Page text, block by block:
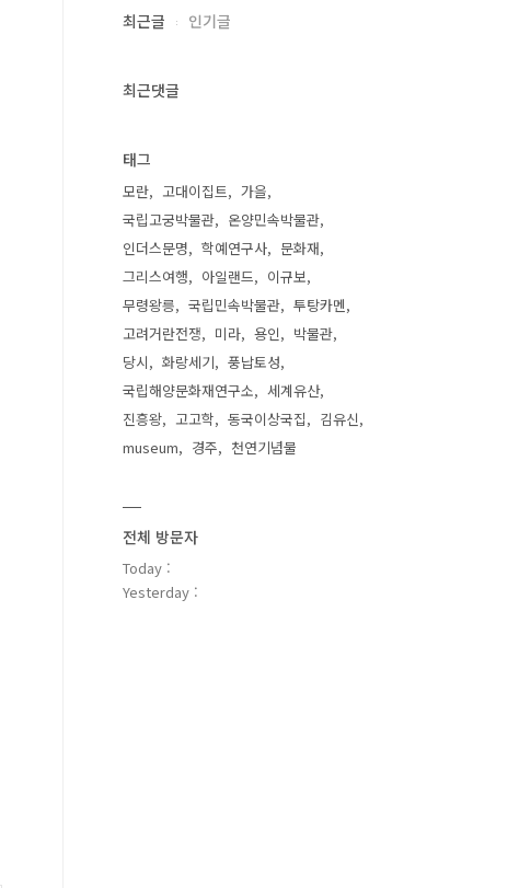
최근글 인기글
최근댓글
태그
모란 고대이집트
가을
국립고궁박물관
온양민속박물관
인더스문명
학예연구사
문화재
그리스여행
아일랜드
이규보
무령왕릉
국립민속박물관
투탕카멘
고려거란전쟁
미라 용인
박물관
당시
화랑세기
풍납토성
국립해양문화재연구소
세계유산
진흥왕
고고학 동국이상국집
김유신
museum
경주 천연기념물
전체 방문자
Today :
Yesterday :